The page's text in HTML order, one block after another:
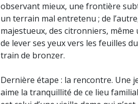
observant mieux, une frontière
un terrain mal entretenu ; de
majestueux, des citronniers,
de lever ses yeux vers les feuilles
train de bronzer.
Dernière étape : la rencontre. Une
aime la tranquillité de ce lieu